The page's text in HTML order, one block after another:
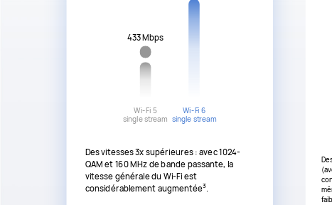
433 Mbps
Wi-Fi 5
single stream
Wi-Fi 6
single stream
Des vitesses 3x supérieures : avec 1024-
QAM et 160 MHz de bande passante, la
vitesse générale du Wi-Fi est
considérablement augmentée3.